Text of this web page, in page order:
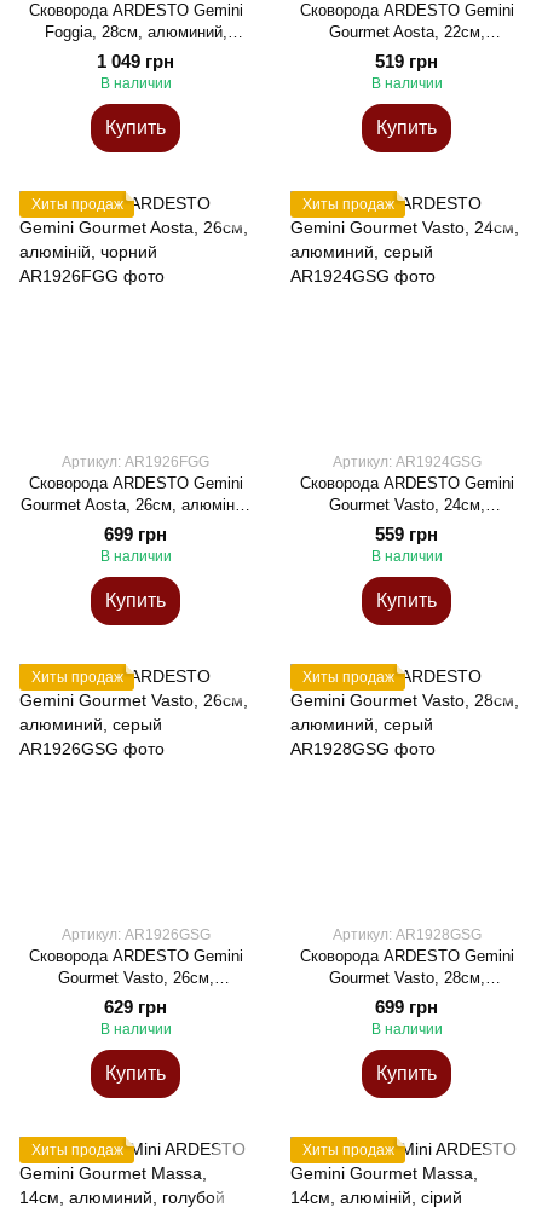
Сковорода ARDESTO Gemini
Foggia, 28см, алюминий,
коричневый
1 049 грн
В наличии
Купить
Сковорода ARDESTO Gemini
Gourmet Aosta, 22см,
алюминий, черный
519 грн
В наличии
Купить
Хиты продаж
Артикул: AR1926FGG
Сковорода ARDESTO Gemini
Gourmet Aosta, 26см, алюміній,
чорний
699 грн
В наличии
Купить
Хиты продаж
Артикул: AR1924GSG
Сковорода ARDESTO Gemini
Gourmet Vasto, 24см,
алюминий, серый
559 грн
В наличии
Купить
Хиты продаж
Артикул: AR1926GSG
Сковорода ARDESTO Gemini
Gourmet Vasto, 26см,
алюминий, серый
629 грн
В наличии
Купить
Хиты продаж
Артикул: AR1928GSG
Сковорода ARDESTO Gemini
Gourmet Vasto, 28см,
алюминий, серый
699 грн
В наличии
Купить
Хиты продаж Хиты продаж